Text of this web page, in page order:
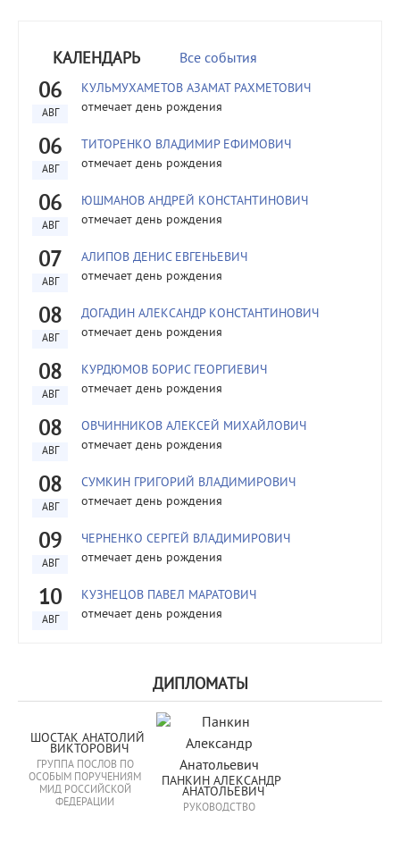
КАЛЕНДАРЬ Все события
06
АВГ
КУЛЬМУХАМЕТОВ АЗАМАТ РАХМЕТОВИЧ
отмечает день рождения
06
АВГ
ТИТОРЕНКО ВЛАДИМИР ЕФИМОВИЧ
отмечает день рождения
06
АВГ
ЮШМАНОВ АНДРЕЙ КОНСТАНТИНОВИЧ
отмечает день рождения
07
АВГ
АЛИПОВ ДЕНИС ЕВГЕНЬЕВИЧ
отмечает день рождения
08
АВГ
ДОГАДИН АЛЕКСАНДР КОНСТАНТИНОВИЧ
отмечает день рождения
08
АВГ
КУРДЮМОВ БОРИС ГЕОРГИЕВИЧ
отмечает день рождения
08
АВГ
ОВЧИННИКОВ АЛЕКСЕЙ МИХАЙЛОВИЧ
отмечает день рождения
08
АВГ
СУМКИН ГРИГОРИЙ ВЛАДИМИРОВИЧ
отмечает день рождения
09
АВГ
ЧЕРНЕНКО СЕРГЕЙ ВЛАДИМИРОВИЧ
отмечает день рождения
10
АВГ
КУЗНЕЦОВ ПАВЕЛ МАРАТОВИЧ
отмечает день рождения
ДИПЛОМАТЫ
ШОСТАК АНАТОЛИЙ
ВИКТОРОВИЧ
ГРУППА ПОСЛОВ ПО
ОСОБЫМ ПОРУЧЕНИЯМ
МИД РОССИЙСКОЙ
ФЕДЕРАЦИИ
ПАНКИН АЛЕКСАНДР
АНАТОЛЬЕВИЧ
РУКОВОДСТВО